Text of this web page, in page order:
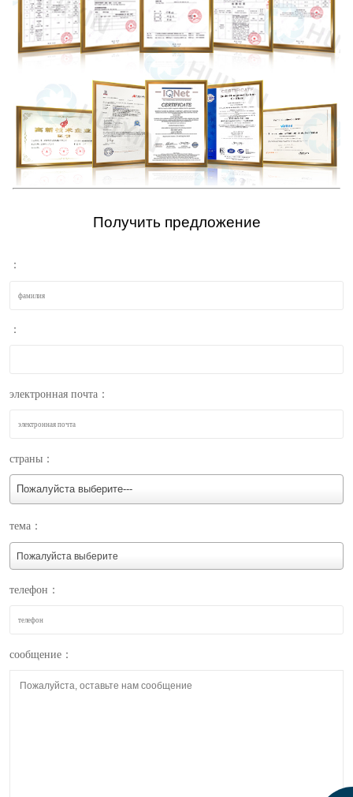
Получить предложение
：
：
электронная почта：
страны：
Пожалуйста выберите---
тема：
телефон：
сообщение：